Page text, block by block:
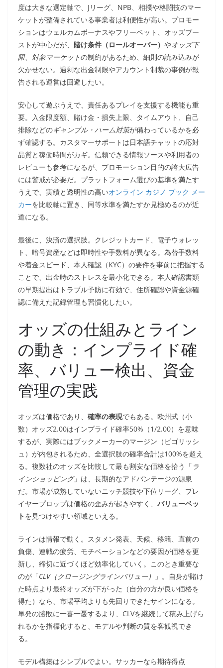
度は大きな選定軸で、Jリーグ、NPB、相撲や格闘技のマー
ケットが整備されている事業者は利便性が高い。プロモー
ションはウェルカムボーナスやフリーベット、オッズブー
ストが中心だが、 賭け条件（ロールオーバー） やオッズ下
限、 対象マーケットの制約があるため、細則の読み込みが
欠かせない。過剰な出金制限やアカウント制裁の事例が報
告される運営は回避したい。
安心して遊ぶうえで、責任あるプレイを支援する機能も重
要。入金限度額、賭け金・損失上限、タイムアウト、自己
排除などのギャンブル・ハーム対策が備わっているかを必
ず確認する。カスタマーサポートは日本語チャットの応対
品質と稼働時間がカギ。信頼できる情報ソースや利用者の
レビューも参考になるが、プロモーション目的の誇大広告
には警戒が必要だ。プラットフォーム選びの基準を満たす
うえで、実績と透明性の高いオンライン カジノ ブック メー
カーを比較軸に置き、同等水準を満たすか見極めるのが近
道になる。
最後に、決済の選択肢。クレジットカード、電子ウォレッ
ト、暗号資産などは即時性や手数料が異なる。為替手数料
や着金スピード、本人確認（KYC）の要件を事前に把握する
ことで、出金時のストレスを最小化できる。本人確認書類
の早期提出はトラブル予防に有効で、住所確認や資金源確
認に備えた記録管理も習慣化したい。
オッズの仕組みとライン
の動き：インプライド確
率、バリュー検出、資金
管理の実践
オッズは価格であり、 確率の表現でもある。欧州式（小
数）オッズ2.00はインプライド確率50%（1/2.00）を意味
するが、実際にはブックメーカーのマージン（ビゴリッシ
ュ）が内包されるため、全選択肢の確率合計は100%を超え
る。複数社のオッズを比較して最も割安な価格を拾う「 ラ
インショッピング」は、長期的なアドバンテージの源泉
だ。市場が成熟していないニッチ競技や下位リーグ、プレ
イヤープロップは価格の歪みが起きやすく、 バリューベッ
ト を見つけやすい領域といえる。
ラインは情報で動く。スタメン発表、天候、移籍、直前の
負傷、連戦の疲労、モチベーションなどの要因が価格を更
新し、締切に近づくほど効率化していく。このとき重要な
のが「CLV（クロージングラインバリュー）
」。自身が賭け
た時点より最終オッズが下がった（自分の方が良い価格を
得た）なら、市場平均よりも先回りできたサインになる。
単発の勝敗に一喜一憂するより、CLVを継続して積み上げら
れるかを指標化すると、モデルや判断の質を客観視でき
る。
モデル構築はシンプルでよい。サッカーなら期待得点